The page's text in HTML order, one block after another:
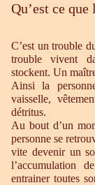
Qu’est ce
C’est un trouble
trouble vivent
stockent. Un
Ainsi la
vaisselle,
détritus.
Au bout d’un
personne se
vite devenir un
l’accumulation
entrainer toutes